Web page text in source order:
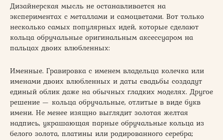
Дизайнерская мысль не останавливается на
экспериментах с металлами и самоцветами. Вот только
несколько самых популярных идей, которые сделают
кольца обручальные оригинальным аксессуаром на
пальцах двоих влюбленных:
Именные. Гравировка с именем владельца колечка или
именами двоих влюбленных и даты свадьбы создадут
единый облик даже на обычных гладких моделях. Другое
решение — кольца обручальные, отлитые в виде букв
имени. Не менее изящно выглядит золотая желтая
надпись, украшающая парные обручальные кольца из
белого золота, платины или родированного серебра;